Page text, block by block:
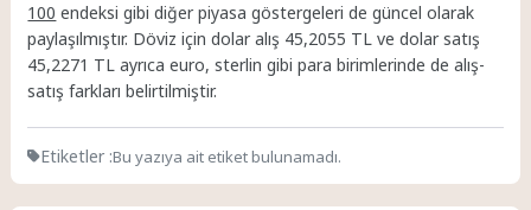
100 endeksi gibi diğer piyasa göstergeleri de güncel olarak
paylaşılmıştır. Döviz için dolar alış 45,2055 TL ve dolar satış
45,2271 TL ayrıca euro, sterlin gibi para birimlerinde de alış-
satış farkları belirtilmiştir.
Etiketler :Bu yazıya ait etiket bulunamadı.